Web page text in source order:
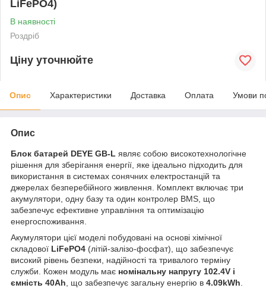
LiFePO4)
В наявності
Роздріб
Ціну уточнюйте
Опис Характеристики Доставка Оплата Умови
Опис
Блок батарей DEYE GB-L являє собою високотехнологічне
рішення для зберігання енергії, яке ідеально підходить для
використання в системах сонячних електростанцій та
джерелах безперебійного живлення. Комплект включає три
акумулятори, одну базу та один контролер BMS, що
забезпечує ефективне управління та оптимізацію
енергоспоживання.
Акумулятори цієї моделі побудовані на основі хімічної
складової LiFePO4 (літій-залізо-фосфат), що забезпечує
високий рівень безпеки, надійності та тривалого терміну
служби. Кожен модуль має номінальну напругу 102.4V і
ємність 40Ah , що забезпечує загальну енергію в 4.09kWh